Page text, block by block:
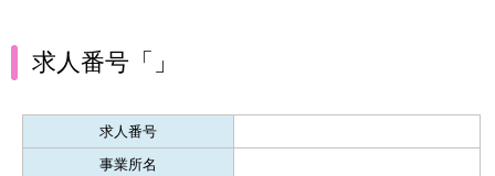
求人番号「」
求人番号
事業所名